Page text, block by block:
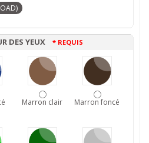
DES YEUX * REQUIS
Marron clair Marron foncé